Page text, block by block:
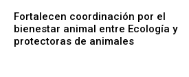
Fortalecen coordinación por el
bienestar animal entre Ecología y
protectoras de animales